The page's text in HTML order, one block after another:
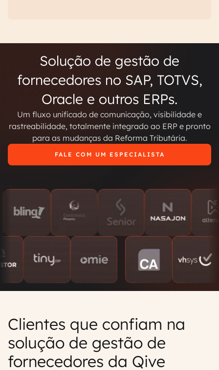
Solução de gestão de
fornecedores no SAP, TOTVS,
Oracle e outros ERPs.
Um fluxo unificado de comunicação, visibilidade e
rastreabilidade, totalmente integrado ao ERP e pronto
para as mudanças da Reforma Tributária.
FALE COM UM ESPECIALISTA
Clientes que confiam na
solução de gestão de
fornecedores da Qive